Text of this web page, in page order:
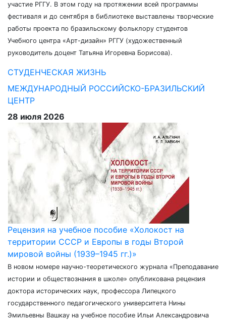
участие РГГУ. В этом году на протяжении всей программы
фестиваля и до сентября в библиотеке выставлены творческие
работы проекта по бразильскому фольклору студентов
Учебного центра «Арт-дизайн» РГГУ (художественный
руководитель доцент Татьяна Игоревна Борисова).
СТУДЕНЧЕСКАЯ ЖИЗНЬ
МЕЖДУНАРОДНЫЙ РОССИЙСКО-БРАЗИЛЬСКИЙ
ЦЕНТР
28 июля 2026
Рецензия на учебное пособие «Холокост на
территории СССР и Европы в годы Второй
мировой войны (1939–1945 гг.)»
В новом номере научно-теоретического журнала «Преподавание
истории и обществознания в школе» опубликована рецензия
доктора исторических наук, профессора Липецкого
государственного педагогического университета Нины
Эмильевны Вашкау на учебное пособие Ильи Александровича